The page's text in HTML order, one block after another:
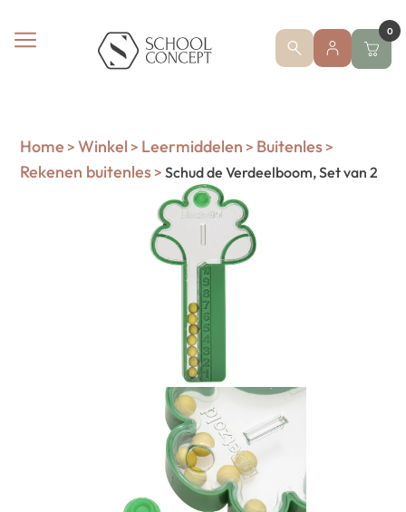
0
Home > Winkel > Leermiddelen > Buitenles>
Rekenen buitenles> Schud de Verdeelboom, Set van 2